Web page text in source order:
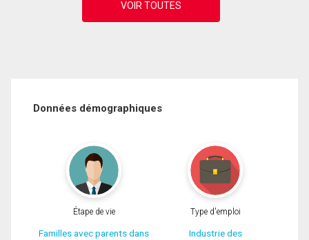
Données démographiques
Étape de vie
Familles avec parents dans
Type d'emploi
Industrie des